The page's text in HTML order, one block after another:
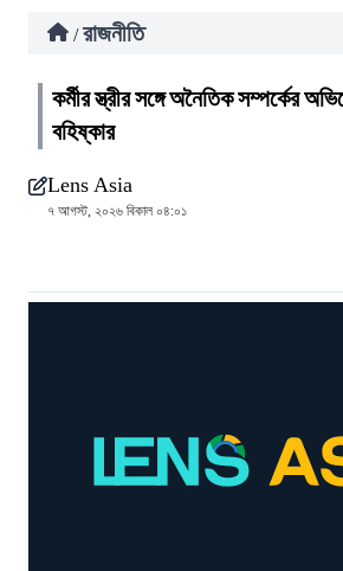
/ রাজনীতি
কর্মীর স্ত্রীর সঙ্গে অনৈতিক সম্পর্কের
বহিষ্কার
Lens Asia
৭ আগস্ট, ২০২৬ বিকাল ০৪:০১